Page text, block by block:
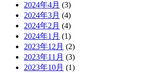
2024年4月 (3)
2024年3月 (4)
2024年2月 (4)
2024年1月 (1)
2023年12月 (2)
2023年11月 (3)
2023年10月 (1)